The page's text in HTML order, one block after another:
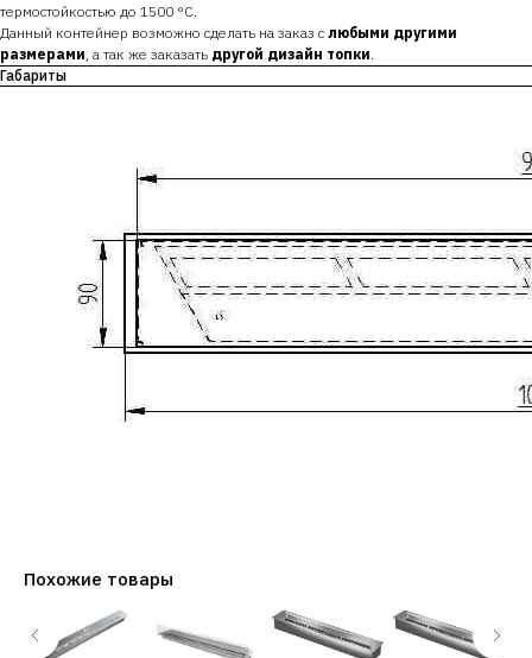
термостойкостью до 1500 °С.
Данный контейнер возможно сделать на заказ с любыми другими
размерами , а так же заказать другой дизайн топки
Габариты
Похожие товары